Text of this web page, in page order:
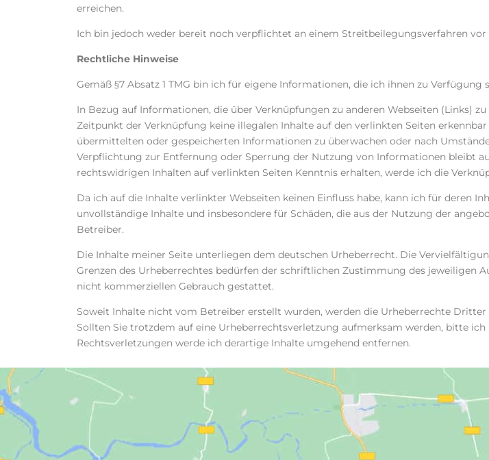
erreichen.
Ich bin jedoch weder bereit noch verpflichtet an einem Streitbeilegungsverfahren
Rechtliche Hinweise
Gemäß §7 Absatz 1 TMG bin ich für eigene Informationen, die ich ihnen zu Verfügung
In Bezug auf Informationen, die über Verknüpfungen zu anderen Webseiten (Links)
Zeitpunkt der Verknüpfung keine illegalen Inhalte auf den verlinkten Seiten
übermittelten oder gespeicherten Informationen zu überwachen oder nach
Verpflichtung zur Entfernung oder Sperrung der Nutzung von Informationen bleibt
rechtswidrigen Inhalten auf verlinkten Seiten Kenntnis erhalten, werde ich die
Da ich auf die Inhalte verlinkter Webseiten keinen Einfluss habe, kann ich für deren
unvollständige Inhalte und insbesondere für Schäden, die aus der Nutzung der
Betreiber.
Die Inhalte meiner Seite unterliegen dem deutschen Urheberrecht. Die
Grenzen des Urheberrechtes bedürfen der schriftlichen Zustimmung des jeweiligen
nicht kommerziellen Gebrauch gestattet.
Soweit Inhalte nicht vom Betreiber erstellt wurden, werden die Urheberrechte
Sollten Sie trotzdem auf eine Urheberrechtsverletzung aufmerksam werden, bitte
Rechtsverletzungen werde ich derartige Inhalte umgehend entfernen.